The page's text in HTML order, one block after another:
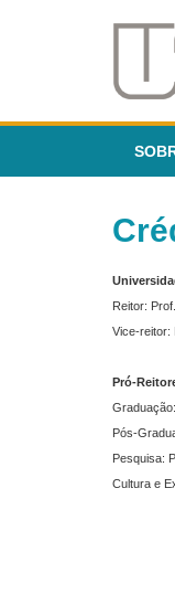
Reitor:
Vice-reitor:
Pró-
Pós-
Pesquisa:
Cultura e